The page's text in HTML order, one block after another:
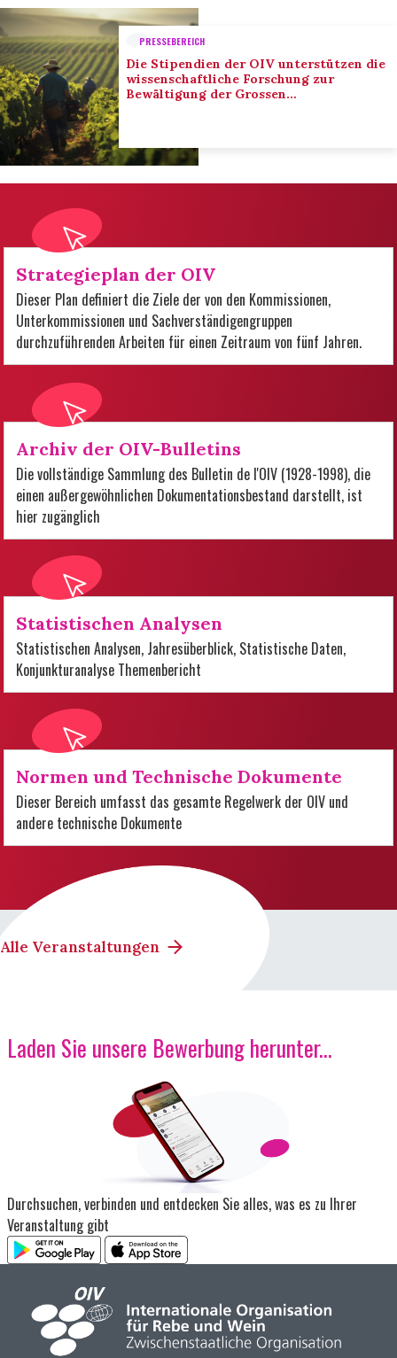
PRESSEBEREICH
Die Stipendien der OIV unterstützen die
wissenschaftliche Forschung zur
Bewältigung der Grossen
Strategieplan der OIV
Dieser Plan definiert die Ziele der von den Kommissionen,
Unterkommissionen und Sachverständigengruppen
durchzuführenden Arbeiten für einen Zeitraum von fünf Jahren.
Archiv der OIV-Bulletins
Die vollständige Sammlung des Bulletin de l'OIV (1928-1998), die
einen außergewöhnlichen Dokumentationsbestand darstellt, ist
hier zugänglich
Statistischen Analysen
Statistischen Analysen, Jahresüberblick, Statistische Daten,
Konjunkturanalyse Themenbericht
Normen und Technische Dokumente
Dieser Bereich umfasst das gesamte Regelwerk der OIV und
andere technische Dokumente
Alle Veranstaltungen
Laden Sie unsere Bewerbung herunter...
Durchsuchen, verbinden und entdecken Sie alles, was es zu Ihrer
Veranstaltung gibt